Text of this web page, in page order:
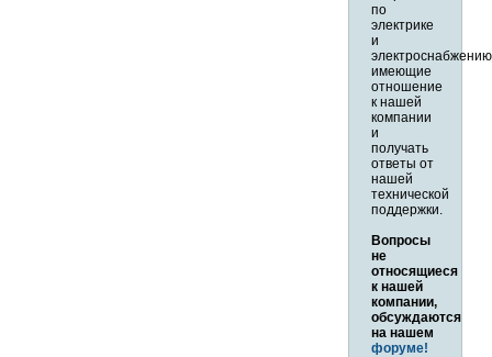
по
электрике
и
имеющие
отношение
к нашей
компании
и
получать
ответы от
нашей
технической
поддержки.
Вопросы
не
относящиеся
к нашей
компании,
обсуждаются
на нашем
форуме!